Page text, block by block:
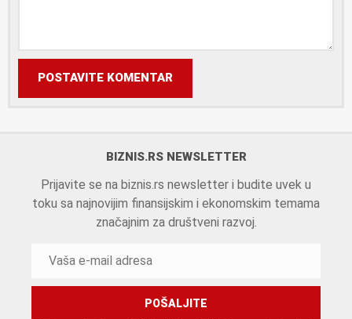
POSTAVITE KOMENTAR
BIZNIS.RS NEWSLETTER
Prijavite se na biznis.rs newsletter i budite uvek u
toku sa najnovijim finansijskim i ekonomskim temama
značajnim za društveni razvoj.